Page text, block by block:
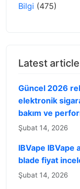
Bilgi (475)
Latest
Güncel 2026
elektronik
bakım ve
Şubat 14, 2026
IBVape IBVape
blade fiyat
Şubat 14, 2026